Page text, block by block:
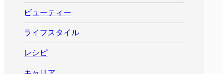
ビューティー
ライフスタイル
レシピ